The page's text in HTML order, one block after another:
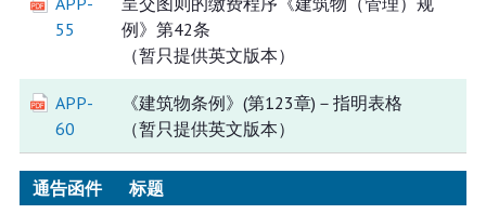
55
例》第42条
（暂只提供英文版本）
APP-
60
《建筑物条例》(第123章)－指明表格
（暂只提供英文版本）
通告函件
标题